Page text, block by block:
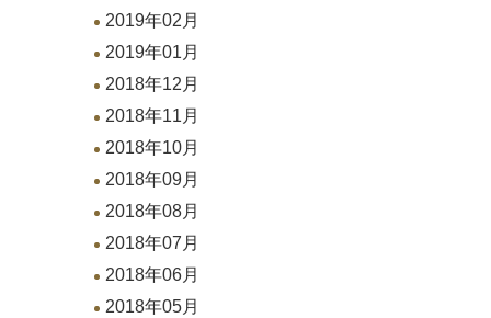
2019年02月
2019年01月
2018年12月
2018年11月
2018年10月
2018年09月
2018年08月
2018年07月
2018年06月
2018年05月